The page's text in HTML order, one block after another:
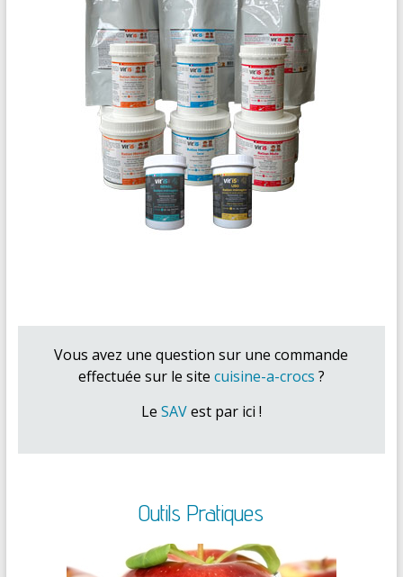
Vous avez une question sur une commande
effectuée sur le site cuisine-a-crocs ?
Le SAVest par ici !
Outils Pratiques